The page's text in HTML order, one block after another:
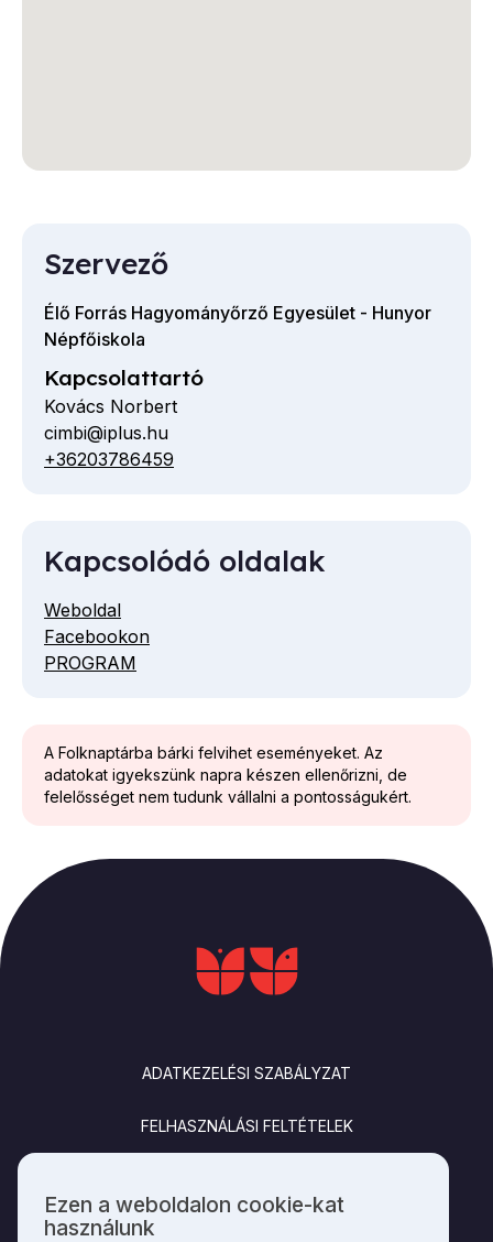
A Folknaptárba bárki felvihet eseményeket. Az
adatokat igyekszünk napra készen ellenőrizni, de
felelősséget nem tudunk vállalni a pontosságukért.
Szervező
Élő Forrás Hagyományőrző Egyesület - Hunyor
Népfőiskola
Kapcsolattartó
Kovács Norbert
E-
mail
cimbi@iplus.hu
Telefon
+36203786459
Kapcsolódó oldalak
Weboldal
Facebookon
PROGRAM
ADATKEZELÉSI SZABÁLYZAT
FELHASZNÁLÁSI FELTÉTELEK
Személyes
Ezen a weboldalon cookie-kat
használunk